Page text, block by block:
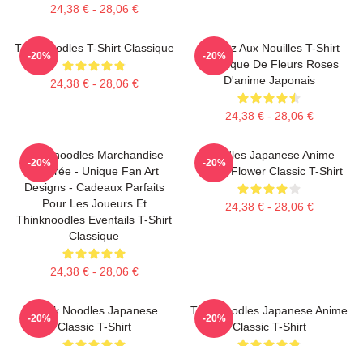
24,38 € - 28,06 €
Thinknoodles T-Shirt Classique
24,38 € - 28,06 €
-20%
Pensez Aux Nouilles T-Shirt
Classique De Fleurs Roses
D'anime Japonais
24,38 € - 28,06 €
-20%
Thinknoodles Marchandise
Inspirée - Unique Fan Art
Designs - Cadeaux Parfaits
Pour Les Joueurs Et
Thinknoodles Eventails T-Shirt
Classique
24,38 € - 28,06 €
-20%
Noodles Japanese Anime
Yellow Flower Classic T-Shirt
24,38 € - 28,06 €
-20%
Think Noodles Japanese
Classic T-Shirt
-20%
Thinknoodles Japanese Anime
Classic T-Shirt
-20%